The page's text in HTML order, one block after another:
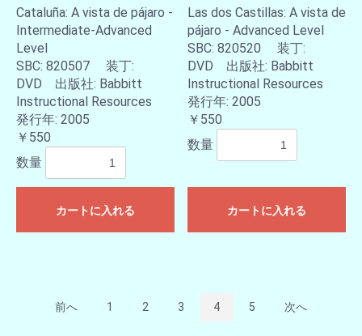
Cataluña: A vista de pájaro -
Intermediate-Advanced
Level
SBC: 820507 装丁:
DVD 出版社: Babbitt
Instructional Resources
発行年: 2005
￥550
数量
カートに入れる
Las dos Castillas: A vista de
pájaro - Advanced Level
SBC: 820520 装丁:
DVD 出版社: Babbitt
Instructional Resources
発行年: 2005
￥550
数量
カートに入れる
前へ 1 2 3 4 5 次へ